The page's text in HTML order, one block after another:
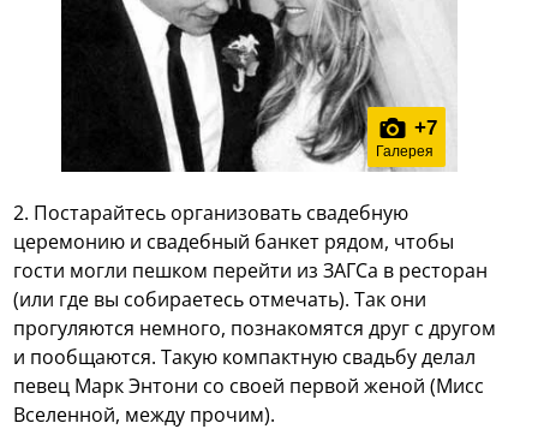
+7
Галерея
2. Постарайтесь организовать свадебную
церемонию и свадебный банкет рядом, чтобы
гости могли пешком перейти из ЗАГСа в ресторан
(или где вы собираетесь отмечать). Так они
прогуляются немного, познакомятся друг с другом
и пообщаются. Такую компактную свадьбу делал
певец Марк Энтони со своей первой женой (Мисс
Вселенной, между прочим).